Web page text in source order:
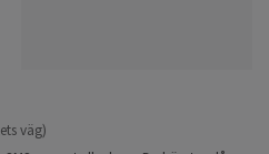
väg)